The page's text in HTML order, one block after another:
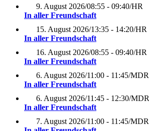
9. August 2026/08:55 - 09:40/HR
In aller Freundschaft
15. August 2026/13:35 - 14:20/HR
In aller Freundschaft
16. August 2026/08:55 - 09:40/HR
In aller Freundschaft
6. August 2026/11:00 - 11:45/MDR
In aller Freundschaft
6. August 2026/11:45 - 12:30/MDR
In aller Freundschaft
7. August 2026/11:00 - 11:45/MDR